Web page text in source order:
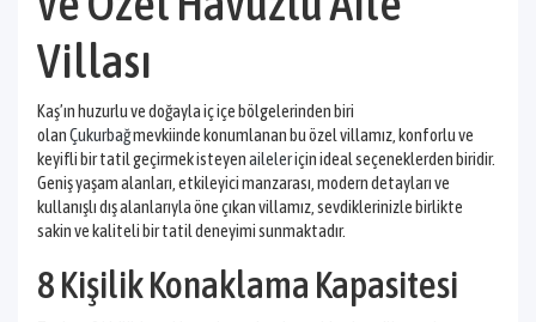
Villası
Kaş’ın huzurlu ve doğayla iç içe bölgelerinden biri
olanÇukurbağmevkiinde konumlanan bu özel villamız, konforlu ve
keyifli bir tatil geçirmek isteyenaileleriçin ideal seçeneklerden biridir.
Geniş yaşam alanları, etkileyici manzarası, modern detayları ve
kullanışlı dış alanlarıyla öne çıkan villamız, sevdiklerinizle birlikte
sakin ve kaliteli bir tatil deneyimi sunmaktadır.
8 Kişilik Konaklama Kapasitesi